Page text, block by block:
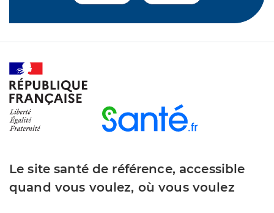
Le site santé de référence, accessible
quand vous voulez, où vous voulez